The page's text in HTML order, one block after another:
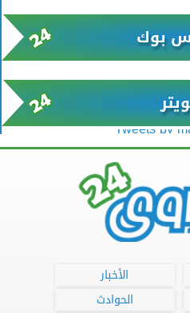
بوك
Tweets by
الأخبار
الحوادث